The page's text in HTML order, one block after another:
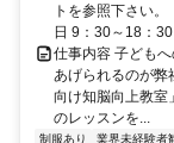
トを参照下さい
日 9：30～18：
仕事内容 子ども
あげられるのが弊
向け知脳向上教室
のレッスンを...
制服あり 業界未経験者